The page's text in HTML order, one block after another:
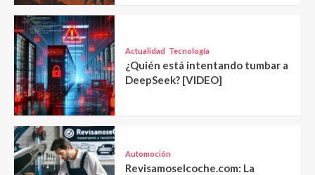
Actualidad Tecnología
¿Quién está intentando tumbar a
DeepSeek? [VIDEO]
Automoción
Revisamoselcoche.com: La